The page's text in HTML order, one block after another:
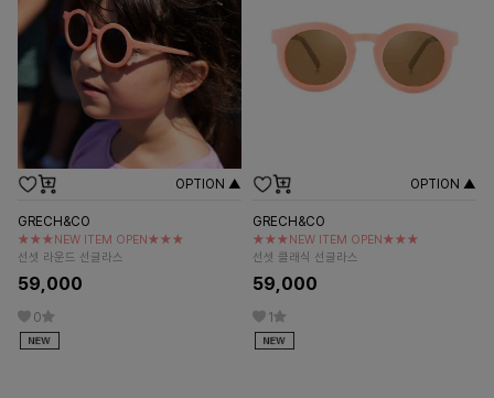
OPTION ▲
GRECH&CO
★★★NEW ITEM OPEN★★★
선셋 라운드 선글라스
59,000
0
OPTION ▲
GRECH&CO
★★★NEW ITEM OPEN★★★
선셋 클래식 선글라스
59,000
1